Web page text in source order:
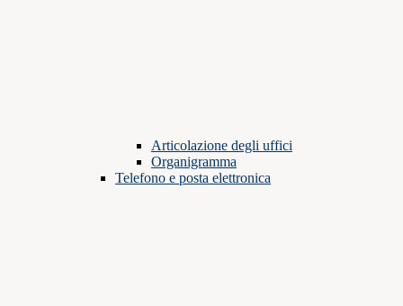
Articolazione degli uffici
Organigramma
Telefono e posta elettronica